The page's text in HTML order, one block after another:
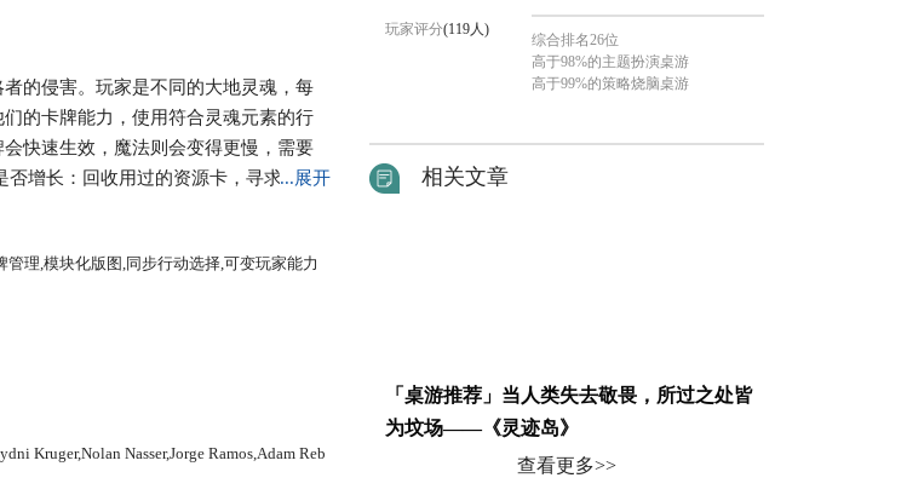
的侵害。玩家是不同的大地灵魂，每
的卡牌能力，使用符合灵魂元素的行
快速生效，魔法则会变得更慢，需要
增长：回收用过的资源卡，寻求新的
...展开
管理,模块化版图,同步行动选择,可变玩家能力
Kruger,Nolan Nasser,Jorge Ramos,Adam Reb
玩家评分(119人)
综合排名26位
高于98%的主题扮演桌游
高于99%的策略烧脑桌游
相关文章
「桌游推荐」当人类失去敬畏，所过之处皆
为坟场——《灵迹岛》
查看更多>>